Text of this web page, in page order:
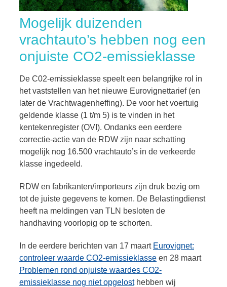
Mogelijk duizenden
vrachtauto’s hebben nog een
onjuiste CO2-emissieklasse
De C02-emissieklasse speelt een belangrijke rol in
het vaststellen van het nieuwe Eurovignettarief (en
later de Vrachtwagenheffing). De voor het voertuig
geldende klasse (1 t/m 5) is te vinden in het
kentekenregister (OVI). Ondanks een eerdere
correctie-actie van de RDW zijn naar schatting
mogelijk nog 16.500 vrachtauto’s in de verkeerde
klasse ingedeeld.
RDW en fabrikanten/importeurs zijn druk bezig om
tot de juiste gegevens te komen. De Belastingdienst
heeft na meldingen van TLN besloten de
handhaving voorlopig op te schorten.
In de eerdere berichten van 17 maart Eurovignet:
controleer waarde CO2-emissieklasse en 28 maart
Problemen rond onjuiste waardes CO2-
emissieklasse nog niet opgelosthebben wij